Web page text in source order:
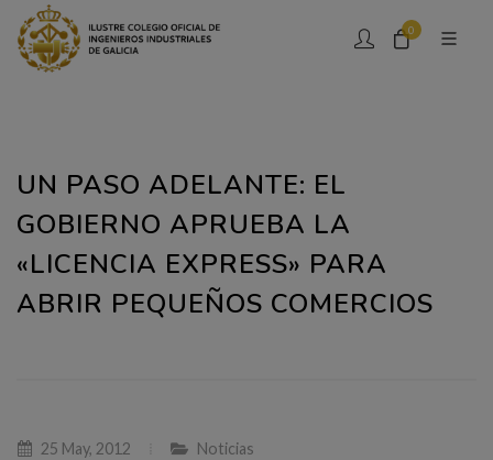
0
UN PASO ADELANTE: EL
GOBIERNO APRUEBA LA
«LICENCIA EXPRESS» PARA
ABRIR PEQUEÑOS COMERCIOS
25 May, 2012 Noticias